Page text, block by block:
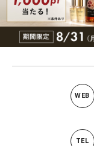
WEB
TEL